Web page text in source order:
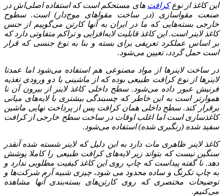
این کاغذ از نوعکرافت‌ های مستحکم است که استفاده اصلی‌اش در
صنعت مقوا‌سازی (در ساخت مقواهای موج‌دار) است. سطوح
خارجی بسته‌هایی که ما در ایران به آنها کارتن می‌گوییم از جنس
کاغذ لاینر است. این کاغذ قابلیت لایه‌‌افزایی و تراکم متفاوتی دارد که
بر اساس عملکرد تعریفی برای بسته و بنا به نوع جنسی که قرار
است حمل گردد، تعیین می‌شود.
در ساخت لاینرها از مواد مصنوعی هم استفاده می‌شود اما عمدتا
لاینرها از نوع کرافت طبیعی بوده که از ماشینی با دو ورودی تغذیه
فرنیش عبور داده می‌شود. سطح داخلی کاغذ لاینر از بیرون آن نا
هموارتر است به این خاطر که چسبندگی بیشتری با لایه‌های میانی
برقرار کند. سطح داخلی همان کرافت پس از پرداخت نهایی ماشین
کاغذ‌سازی است اما اغلب اوقات در ساخت سطح خارجی از کرافت
سفید شده (رنگبری شده) استفاده می‌شود.
کاغذ لاینر ظاهری مات دارد به این دلیل که لاینر شسته شده آنقدر
سنگین نیست که بتواند زیر لایه‌های کرافت طبیعی را کاملا پوشش
دهد. نا گفته پیداست که چاپ روی این کاغذ کیفیت مطلوبی ندارد و
به چاپ تکرنگ و ساده محدود می‌ شود، چیزی شبیه آرم شرکت‌ها و
توضیحات مختصری که روی کارتن‌های بسته‌بندی آنها مشاهده
می‌کنیم.